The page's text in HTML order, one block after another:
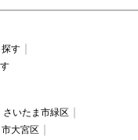
す
さいたま市緑区
大宮区